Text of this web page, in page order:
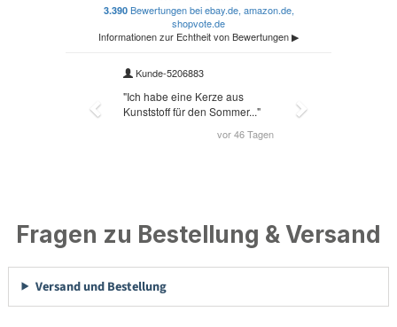
Fragen zu Bestellung & Versand
Versand und Bestellung